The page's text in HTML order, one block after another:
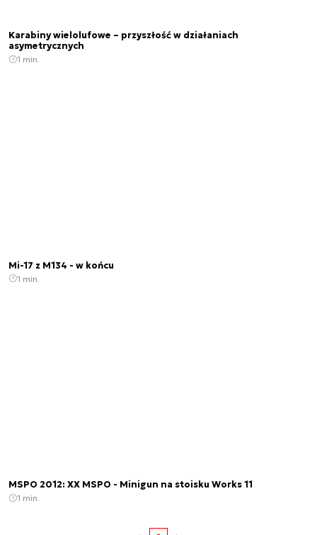
Karabiny wielolufowe – przyszłość w działaniach
asymetrycznych
1 min.
Mi-17 z M134 - w końcu
1 min.
MSPO 2012: XX MSPO - Minigun na stoisku Works 11
1 min.